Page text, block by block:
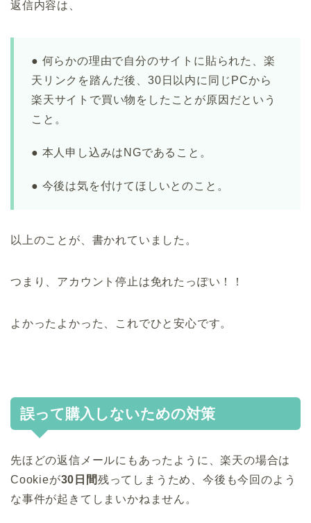
返信内容は、
● 何らかの理由で自分のサイトに貼られた、楽
天リンクを踏んだ後、30日以内に同じPCから
楽天サイトで買い物をしたことが原因だという
こと。
● 本人申し込みはNGであること。
● 今後は気を付けてほしいとのこと。
以上のことが、書かれていました。
つまり、アカウント停止は免れたっぽい！！
よかったよかった、これでひと安心です。
誤って購入しないための対策
先ほどの返信メールにもあったように、楽天の場合は
Cookieが30日間残ってしまうため、今後も今回のよう
な事件が起きてしまいかねません。